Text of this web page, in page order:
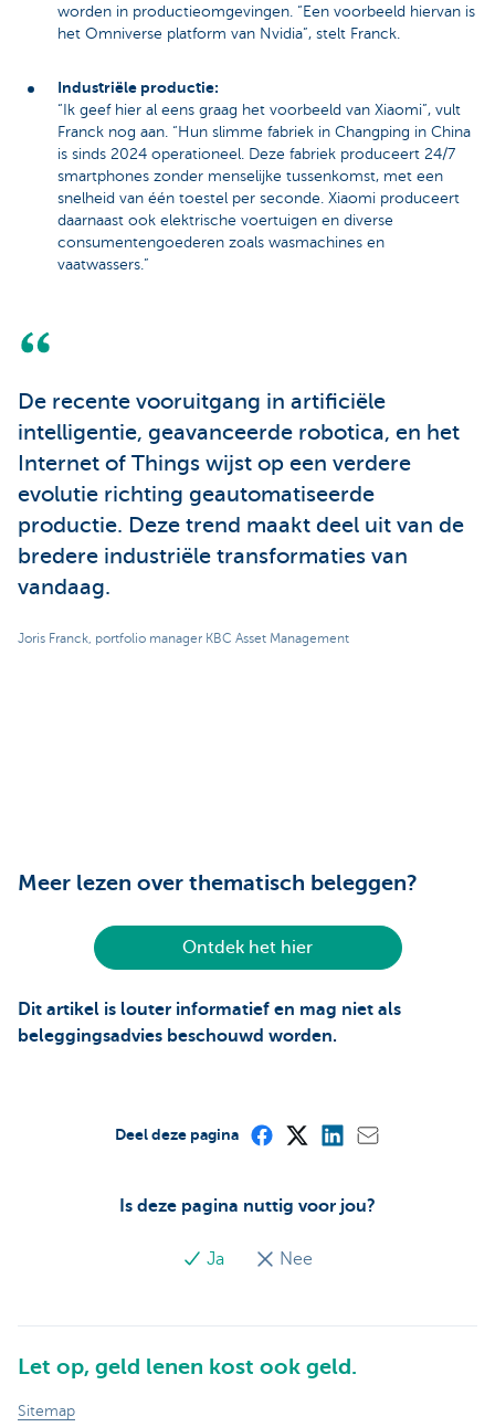
worden in productieomgevingen. “Een voorbeeld hiervan is
het Omniverse platform van Nvidia”, stelt Franck.
Industriële productie:
“Ik geef hier al eens graag het voorbeeld van Xiaomi”, vult
Franck nog aan. “Hun slimme fabriek in Changping in China
is sinds 2024 operationeel. Deze fabriek produceert 24/7
smartphones zonder menselijke tussenkomst, met een
snelheid van één toestel per seconde. Xiaomi produceert
daarnaast ook elektrische voertuigen en diverse
consumentengoederen zoals wasmachines en
vaatwassers.”
De recente vooruitgang in artificiële
intelligentie, geavanceerde robotica, en het
Internet of Things wijst op een verdere
evolutie richting geautomatiseerde
productie. Deze trend maakt deel uit van de
bredere industriële transformaties van
vandaag.
Joris Franck, portfolio manager KBC Asset Management
Meer lezen over thematisch beleggen?
Ontdek het hier
Dit artikel is louter informatief en mag niet als
beleggingsadvies beschouwd worden.
Is deze pagina nuttig voor jou?
Ja Nee
Deel deze pagina
Let op, geld lenen kost ook geld.
Sitemap